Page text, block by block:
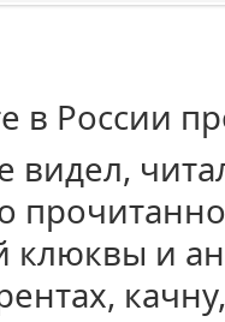
в России
видел,
клюквы и